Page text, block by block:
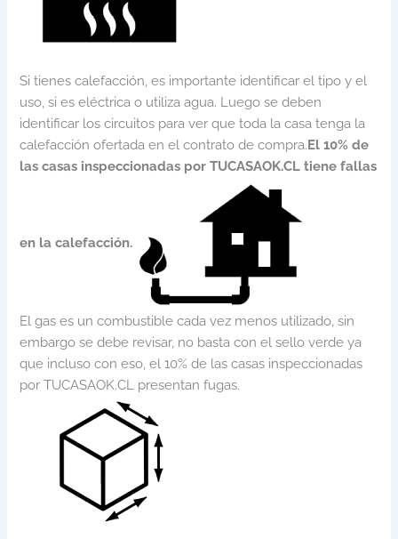
Si tienes calefacción, es importante identificar el tipo y el
uso, si es eléctrica o utiliza agua. Luego se deben
identificar los circuitos para ver que toda la casa tenga la
calefacción ofertada en el contrato de compra.El 10% de
las casas inspeccionadas por TUCASAOK.CL tiene fallas
en la calefacción.
El gas es un combustible cada vez menos utilizado, sin
embargo se debe revisar, no basta con el sello verde ya
que incluso con eso, el 10% de las casas inspeccionadas
por TUCASAOK.CL presentan fugas.